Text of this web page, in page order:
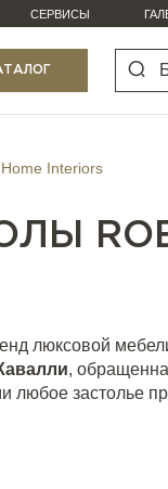
СЕРВИСЫ
Interiors
люксовой
,
любое застолье